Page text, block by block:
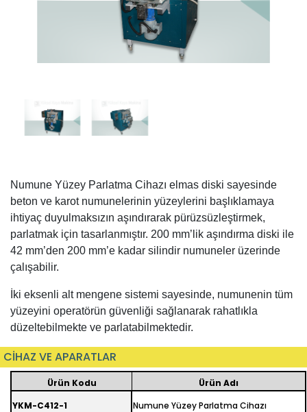
Numune Yüzey Parlatma Cihazı elmas diski sayesinde
beton ve karot numunelerinin yüzeylerini başlıklamaya
ihtiyaç duyulmaksızın aşındırarak pürüzsüzleştirmek,
parlatmak için tasarlanmıştır. 200 mm’lik aşındırma diski ile
42 mm’den 200 mm’e kadar silindir numuneler üzerinde
çalışabilir.
İki eksenli alt mengene sistemi sayesinde, numunenin tüm
yüzeyini operatörün güvenliği sağlanarak rahatlıkla
düzeltebilmekte ve parlatabilmektedir.
CİHAZ VE APARATLAR
Ürün Kodu
Ürün Adı
YKM-C412-1
Numune Yüzey Parlatma Cihazı